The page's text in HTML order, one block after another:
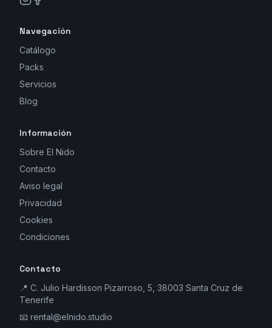
Navegación
Catálogo
Packs
Servicios
Blog
Información
Sobre El Nido
Contacto
Aviso legal
Privacidad
Cookies
Condiciones
Contacto
📍 C. Julio Hardisson Pizarroso, 5, 38003 Santa Cruz de
Tenerife
📧 rental@elnido.studio